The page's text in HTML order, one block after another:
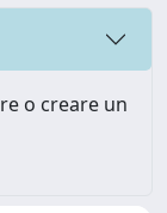
o creare un